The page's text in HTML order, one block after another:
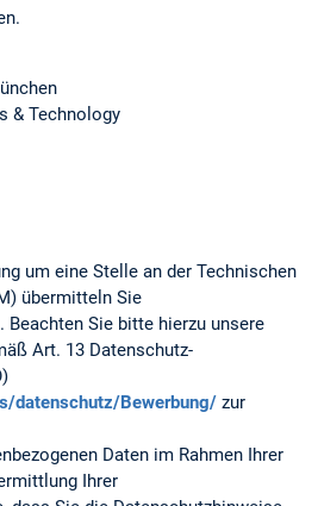
& Technology
um eine Stelle an der Technischen
übermitteln Sie
Beachten Sie bitte hierzu unsere
Art. 13 Datenschutz-
datenschutz/Bewerbung/ zur
Daten im Rahmen Ihrer
Ihrer